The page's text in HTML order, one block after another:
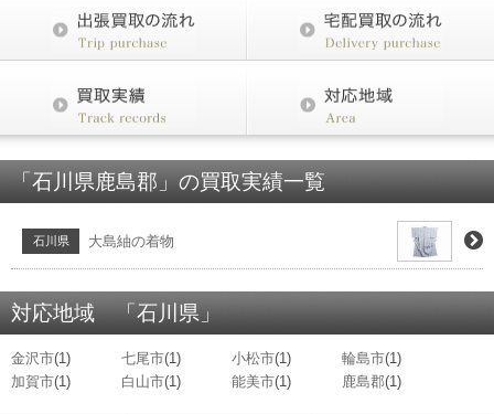
「石川県鹿島郡」の買取実績一覧
石川県 大島紬の着物
対応地域 「石川県」
金沢市(1) 七尾市(1) 小松市(1) 輪島市(1)
加賀市(1) 白山市(1) 能美市(1) 鹿島郡(1)